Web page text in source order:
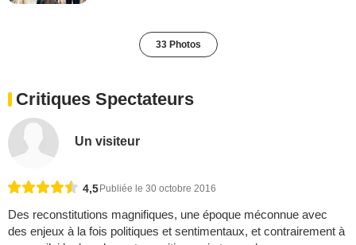
33 Photos
Critiques Spectateurs
Un visiteur
4,5 Publiée le 30 octobre 2016
Des reconstitutions magnifiques, une époque méconnue avec
des enjeux à la fois politiques et sentimentaux, et contrairement à